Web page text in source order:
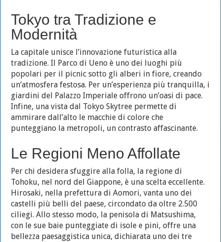
Tokyo tra Tradizione e
Modernità
La capitale unisce l’innovazione futuristica alla
tradizione. Il Parco di Ueno è uno dei luoghi più
popolari per il picnic sotto gli alberi in fiore, creando
un’atmosfera festosa. Per un’esperienza più tranquilla, i
giardini del Palazzo Imperiale offrono un’oasi di pace.
Infine, una vista dal Tokyo Skytree permette di
ammirare dall’alto le macchie di colore che
punteggiano la metropoli, un contrasto affascinante.
Le Regioni Meno Affollate
Per chi desidera sfuggire alla folla, la regione di
Tohoku, nel nord del Giappone, è una scelta eccellente.
Hirosaki, nella prefettura di Aomori, vanta uno dei
castelli più belli del paese, circondato da oltre 2.500
ciliegi. Allo stesso modo, la penisola di Matsushima,
con le sue baie punteggiate di isole e pini, offre una
bellezza paesaggistica unica, dichiarata uno dei tre